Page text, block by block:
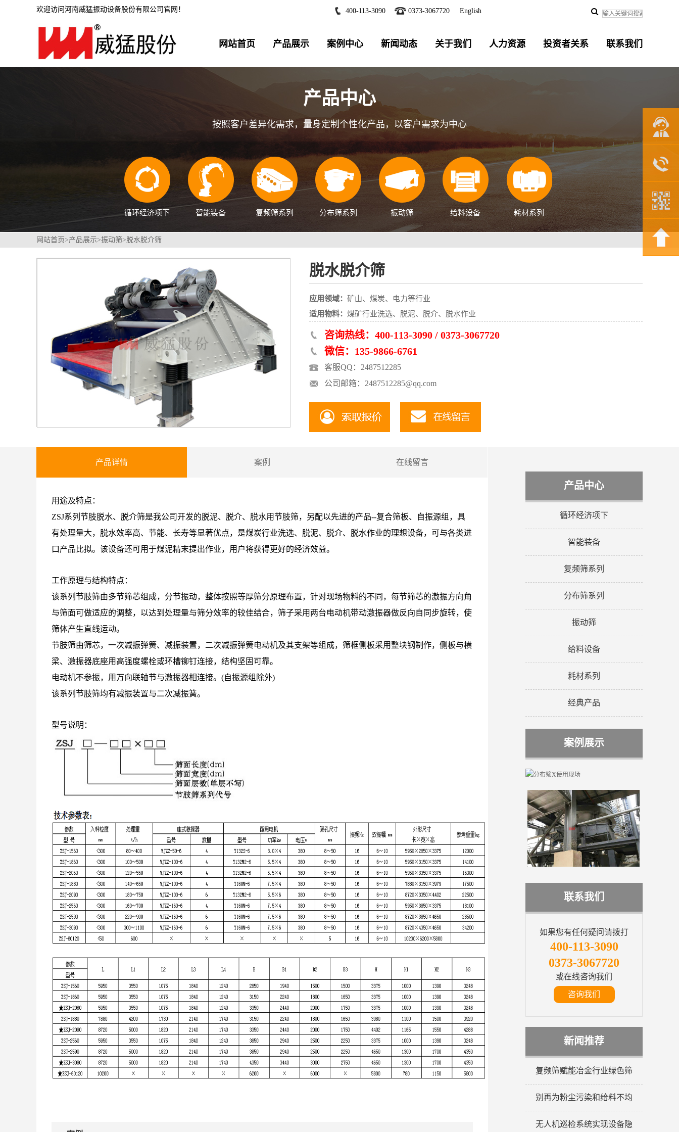
欢迎访问河南威猛振动设备股份有限公司官网！ 400-113-3090 0373-3067720 English
网站首页 产品展示 案例中心 新闻动态 关于我们 人力资源 投资者关系 联系我们
产品中心
按照客户差异化需求，量身定制个性化产品，以客户需求为中心
循环经济项下 智能装备 复频筛系列 分布筛系列 振动筛 给料设备 耗材系列
网站首页>产品展示>振动筛>脱水脱介筛
脱水脱介筛
应用领域： 矿山、煤炭、电力等行业
适用物料： 煤矿行业洗选、脱泥、脱介、脱水作业
咨询热线：400-113-3090 / 0373-3067720
微信：135-9866-6761
客服QQ：2487512285
公司邮箱：2487512285@qq.com
产品详情 案例 在线留言
用途及特点：
ZSJ系列节肢脱水、脱介筛是我公司开发的脱泥、脱介、脱水用节肢筛，另配以先进的产品--复合筛板、自振源组，具
有处理量大，脱水效率高、节能、长寿等显著优点，是煤炭行业洗选、脱泥、脱介、脱水作业的理想设备，可与各类进
口产品比拟。该设备还可用于煤泥精末提出作业，用户将获得更好的经济效益。
工作原理与结构特点：
该系列节肢筛由多节筛芯组成，分节振动，整体按照等厚筛分原理布置，针对现场物料的不同，每节筛芯的激振方向角
与筛面可做适应的调整，以达到处理量与筛分效率的较佳结合，筛子采用两台电动机带动激振器做反向自同步旋转，使
筛体产生直线运动。
节肢筛由筛芯，一次减振弹簧、减振装置，二次减振弹簧电动机及其支架等组成，筛框侧板采用整块钢制作，侧板与横
梁、激振器底座用高强度螺栓或环槽铆钉连接，结构坚固可靠。
电动机不参振，用万向联轴节与激振器相连接。(自振源组除外)
该系列节肢筛均有减振装置与二次减振簧。
型号说明：
产品中心
循环经济项下
智能装备
复频筛系列
分布筛系列
振动筛
给料设备
耗材系列
经典产品
案例展示
联系我们
如果您有任何疑问请拨打
400-113-3090
0373-3067720
或在线咨询我们
咨询我们
新闻推荐
复频筛赋能冶金行业绿色筛
别再为粉尘污染和给料不均
无人机巡检系统实现设备隐
联系我们